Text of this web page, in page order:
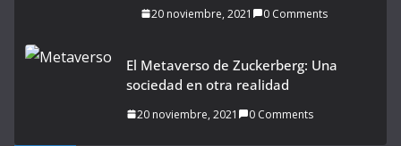
20 noviembre, 2021 0 Comments
El Metaverso de Zuckerberg: Una
sociedad en otra realidad
20 noviembre, 2021 0 Comments